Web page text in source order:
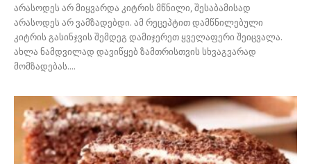
არასოდეს არ მიყვარდა კიტრის მწნილი, შესაბამისად
არასოდეს არ ვამზადებდი. ამ რეცეპტით დამწნილებული
კიტრის გასინჯვის შემდეგ დამიჯერეთ ყველაფერი შეიცვალა.
ახლა ნამდვილად დავიწყებ ზამთრისთვის სხვაგვარად
მომზადებას....